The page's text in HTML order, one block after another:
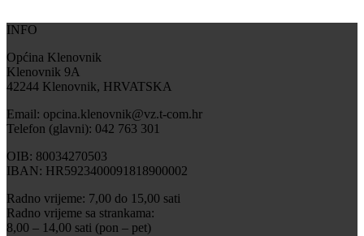
INFO
Općina Klenovnik
Klenovnik 9A
42244 Klenovnik, HRVATSKA
Email: opcina.klenovnik@vz.t-com.hr
Telefon (glavni): 042 763 301
OIB: 80034270503
IBAN: HR5923400091818900002
Radno vrijeme: 7,00 do 15,00 sati
Radno vrijeme sa strankama:
8,00 – 14,00 sati (pon – pet)